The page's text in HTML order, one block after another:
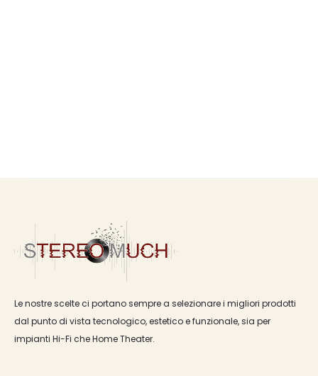
Le nostre scelte ci portano sempre a selezionare i migliori prodotti
dal punto di vista tecnologico, estetico e funzionale, sia per
impianti Hi-Fi che Home Theater.